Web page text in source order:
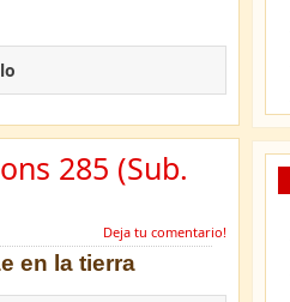
285 (Sub.
Deja tu comentario!
en la tierra